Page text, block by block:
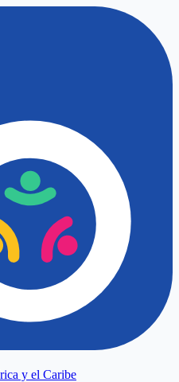
y el Caribe